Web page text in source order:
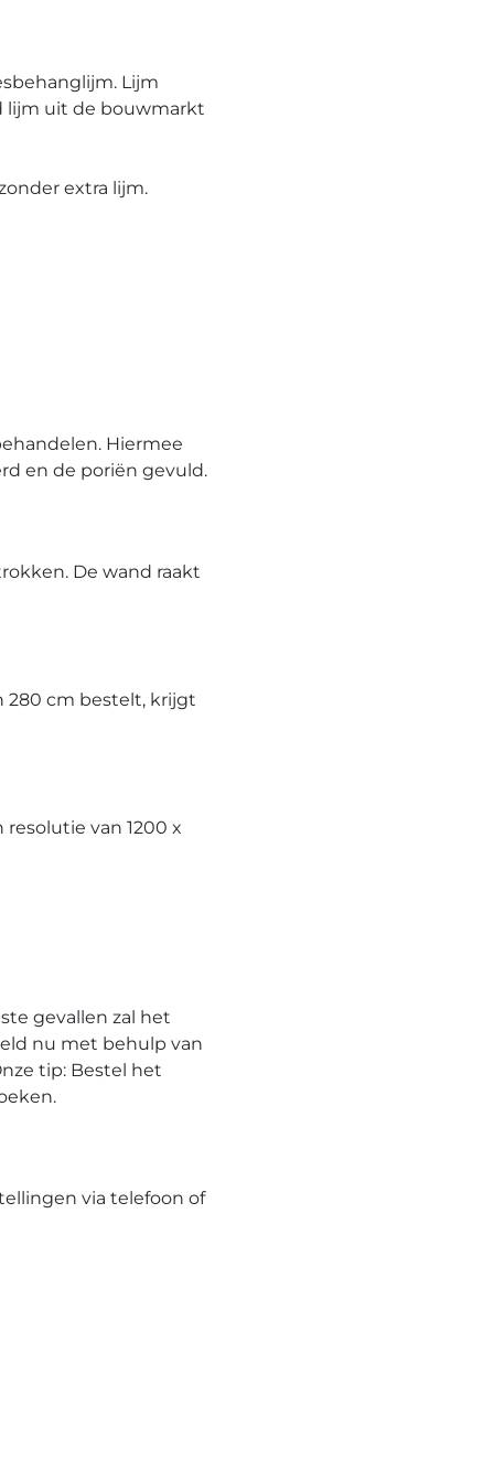
Lijm
lijm uit de bouwmarkt
extra lijm.
Hiermee
en de poriën gevuld.
De wand raakt
280 cm bestelt, krijgt
van 1200 x
gevallen zal het
nu met behulp van
tip: Bestel het
via telefoon of